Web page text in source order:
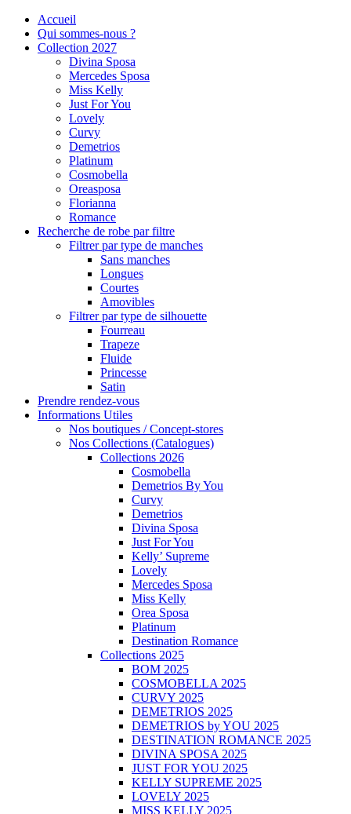
Accueil
Qui sommes-nous ?
Collection 2027
Divina Sposa
Mercedes Sposa
Miss Kelly
Just For You
Lovely
Curvy
Demetrios
Platinum
Cosmobella
Oreasposa
Florianna
Romance
Recherche de robe par filtre
Filtrer par type de manches
Sans manches
Longues
Courtes
Amovibles
Filtrer par type de silhouette
Fourreau
Trapeze
Fluide
Princesse
Satin
Prendre rendez-vous
Informations Utiles
Nos boutiques / Concept-stores
Nos Collections (Catalogues)
Collections 2026
Cosmobella
Demetrios By You
Curvy
Demetrios
Divina Sposa
Just For You
Kelly’ Supreme
Lovely
Mercedes Sposa
Miss Kelly
Orea Sposa
Platinum
Destination Romance
Collections 2025
BOM 2025
COSMOBELLA 2025
CURVY 2025
DEMETRIOS 2025
DEMETRIOS by YOU 2025
DESTINATION ROMANCE 2025
DIVINA SPOSA 2025
JUST FOR YOU 2025
KELLY SUPREME 2025
LOVELY 2025
MISS KELLY 2025